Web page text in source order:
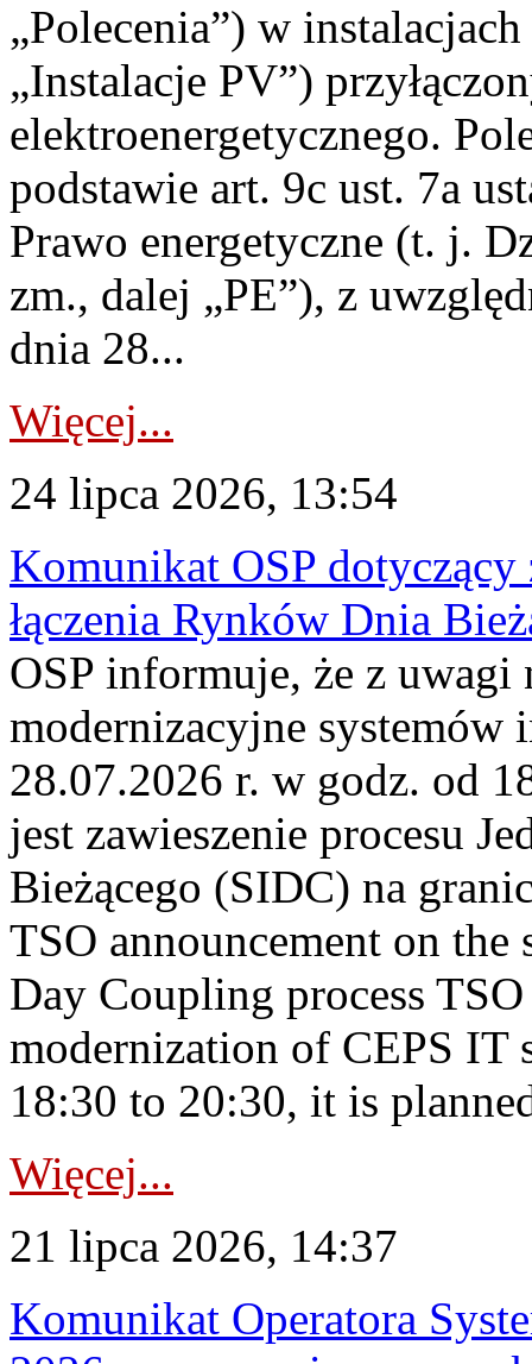
„Polecenia”) w
„Instalacje PV”)
elektroenergetycznego.
podstawie art. 9c ust. 7a
Prawo energetyczne (t. j.
zm., dalej „PE”), z
dnia 28...
Więcej...
24 lipca 2026, 13:54
Komunikat OSP dotyczący
łączenia Rynków Dnia
OSP informuje, że z uwagi
modernizacyjne
28.07.2026 r. w godz. od
jest zawieszenie procesu
Bieżącego (SIDC) na
TSO announcement on
Day Coupling process
modernization of CEPS IT
18:30 to 20:30, it is
Więcej...
21 lipca 2026, 14:37
Komunikat Operatora